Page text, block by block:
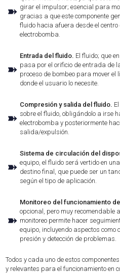
➽ girar el impulsor; esencial para
gracias a que este componente
fluido hacia afuera desde el
electrobomba.
➽
Entrada del fluido. El fluido; que
pasa por el orificio de entrada de
proceso de bombeo para mover
donde el usuario lo necesite.
➽
Compresión y salida del fluido.
sobre el fluido, obligándolo a irse
electrobomba y posteriormente
salida/expulsión.
➽
Sistema de circulación del
equipo, el fluido será vertido en
destino final, que puede ser un
según el tipo de aplicación.
➽
Monitoreo del funcionamiento
opcional, pero muy recomendable
monitoreo permite hacer
equipo, incluyendo aspectos
presión y detección de problemas.
Todos y cada uno de estos
y relevantes para el funcionamiento en